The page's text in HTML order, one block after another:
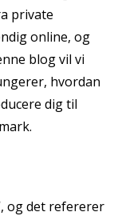
private
online, og
blog vil vi
hvordan
dig til
og det refererer